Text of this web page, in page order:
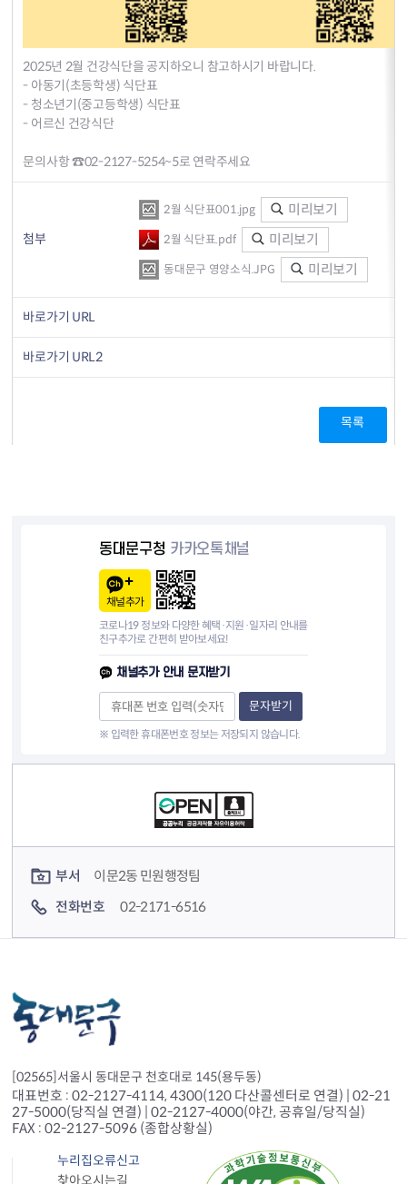
2025년 2월 건강식단을 공지하오니 참고하시기 바랍니다.
- 아동기(초등학생) 식단표
- 청소년기(중고등학생) 식단표
- 어르신 건강식단
문의사항 ☎02-2127-5254~5로 연락주세요
첨부
2월 식단표001.jpg 미리보기
2월 식단표.pdf 미리보기
동대문구 영양소식.JPG 미리보기
바로가기 URL
바로가기 URL2
목록
동대문구청 카카오톡채널
채널추가
코로나19 정보와 다양한 혜택·지원·일자리 안내를
친구추가로 간편히 받아보세요!
채널추가 안내 문자받기
문자받기
※ 입력한 휴대폰번호 정보는 저장되지 않습니다.
부서
이문2동 민원행정팀
전화번호
02-2171-6516
[02565]서울시 동대문구 천호대로 145(용두동)
대표번호 : 02-2127-4114, 4300(120 다산콜센터로 연결) | 02-21
27-5000(당직실 연결) | 02-2127-4000(야간, 공휴일/당직실)
FAX : 02-2127-5096 (종합상황실)
누리집오류신고
찾아오시는길